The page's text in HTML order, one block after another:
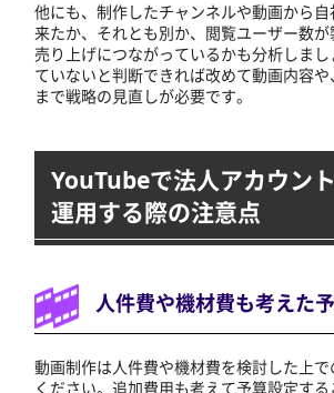
他にも、制作したチャンネルや動画から
来たか、それとも別か、閲覧ユーザー数
売り上げにつながっているかも分析しま
ていないと判断できれば改めて動画内容
まで戦略の見直しが必要です。
YouTubeで法人アカウン
運用する際の注意点
人件費や機材費も考えた
動画制作は人件費や機材費を検討した上
ください。追加費用も考えて予算設定する